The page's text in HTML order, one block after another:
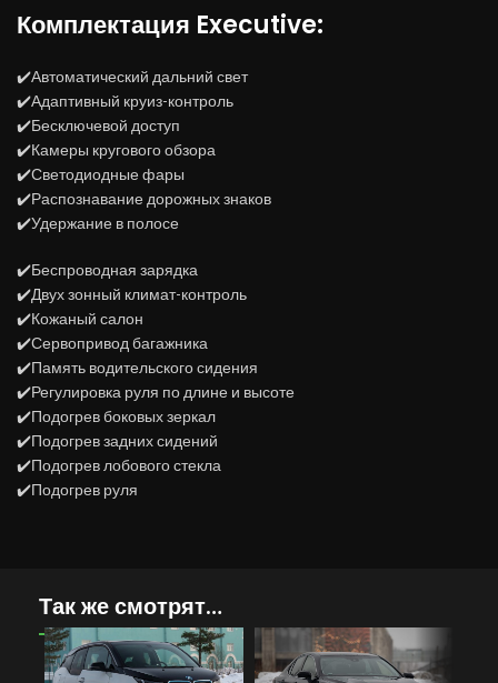
Комплектация Executive:
✔️Автоматический дальний свет
✔️Адаптивный круиз-контроль
✔️Бесключевой доступ
✔️Камеры кругового обзора
✔️Светодиодные фары
✔️Распознавание дорожных знаков
✔️Удержание в полосе
✔️Беспроводная зарядка
✔️Двух зонный климат-контроль
✔️Кожаный салон
✔️Сервопривод багажника
✔️Память водительского сидения
✔️Регулировка руля по длине и высоте
✔️Подогрев боковых зеркал
✔️Подогрев задних сидений
✔️Подогрев лобового стекла
✔️Подогрев руля
Так же смотрят…